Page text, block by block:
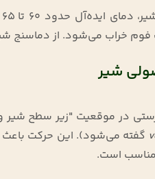
خراب می‌شود. از دماسنج
شیر
در موقعیت "زیر سطح
گفته می‌شود). این حرکت باعث
مناسب است.